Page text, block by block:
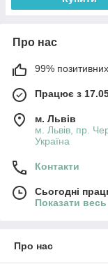
Про нас
99% позитивних
Працює з
м. Львів
м. Львів, пр.
Україна
Контакти
Сьогодні
Показати
Про нас